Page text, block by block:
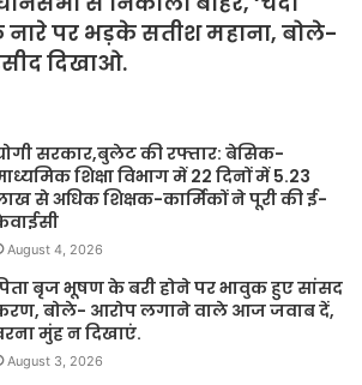
के नारे पर भड़के सतीश महाना, बोले-
दिखाओ.
सरकार,बुलेट की रफ्तार: बेसिक-
शिक्षा विभाग में 22 दिनों में 5.23
से अधिक शिक्षक-कार्मिकों ने पूरी की ई-
August 4, 2026
बृज भूषण के बरी होने पर भावुक हुए सांसद
बोले- आरोप लगाने वाले आज जवाब दें,
मुंह न दिखाएं.
August 3, 2026